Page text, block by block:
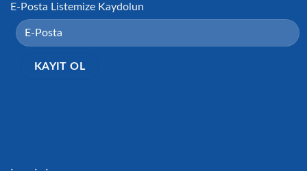
E-Posta Listemize Kaydolun